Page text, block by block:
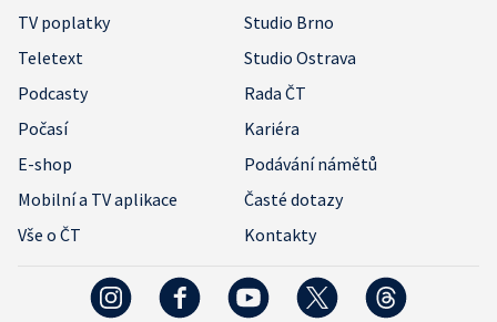
TV poplatky
Studio Brno
Teletext
Studio Ostrava
Podcasty
Rada ČT
Počasí
Kariéra
E-shop
Podávání námětů
Mobilní a TV aplikace
Časté dotazy
Vše o ČT
Kontakty